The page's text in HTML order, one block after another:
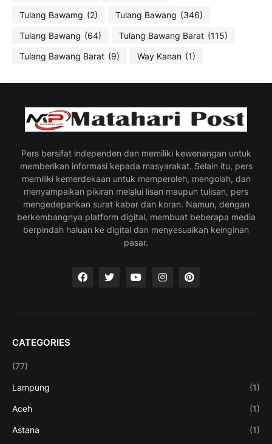
Tulang Bawamg (2) Tulang Bawang (346)
Tulang Bawang (64) Tulang Bawang Barat (115)
Tulang Bawang Barat (9) Way Kanan (1)
Pers bersifat independen dan memiliki kewenangan untuk
memberikan informasi kepada masyarakat. Selain itu, pers
memiliki kemerdekaan untuk memperoleh, mengolah, dan
menyampaikan pikiran melalui lisan maupun tulisan, pers
mengedepankan surat kabar dan koran. Namun, dengan
berkembangnya platform digital, membuat beberapa media
berpindah haluan ke digital dan menyesuaikan keinginan
pasar.
CATEGORIES
(77)
Lampung (1)
Aceh (1)
Astana (1)